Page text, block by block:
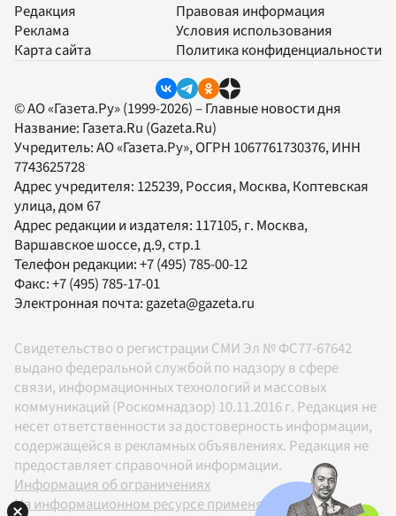
Редакция
Реклама
Карта сайта
Правовая информация
Условия использования
Политика конфиденциальности
© АО «Газета.Ру» (1999-2026) – Главные новости дня
Название: Газета.Ru (Gazeta.Ru)
Учредитель:АО «Газета.Ру», ОГРН 1067761730376, ИНН
7743625728
Адрес учредителя: 125239, Россия, Москва, Коптевская
улица, дом 67
Адрес редакции и издателя: 117105, г. Москва,
Варшавское шоссе, д.9, стр.1
Телефон редакции:+7 (495) 785-00-12
Факс:+7 (495) 785-17-01
Электронная почта:gazeta@gazeta.ru
Свидетельство о регистрации СМИ Эл № ФС77-67642
выдано федеральной службой по надзору в сфере
связи, информационных технологий и массовых
коммуникаций (Роскомнадзор) 10.11.2016 г. Редакция не
несет ответственности за достоверность информации,
содержащейся в рекламных объявлениях. Редакция не
предоставляет справочной информации.
Информация об ограничениях
На информационном ресурсе применяются